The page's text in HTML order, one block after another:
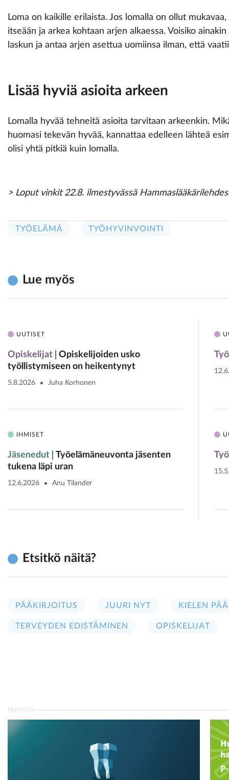
Loma on kaikille erilaista. Jos lomalla on ollut
itseään ja arkea kohtaan arjen alkaessa. Voisiko
laskun ja antaa arjen asettua uomiinsa ilman, että
Lisää hyviä asioita arkeen
Lomalla hyvää tehneitä asioita tarvitaan arkeenkin.
huomasi tekevän hyvää, kannattaa edelleen lähteä
olisi yhtä pitkiä kuin lomalla.
> Loput vinkit 22.8. ilmestyvässä
TYÖELÄMÄ TYÖHYVINVOINTI
Lue myös
UUTISET
Opiskelijat
Opiskelijoiden usko
työllistymiseen on heikentynyt
5.8.2026 Juha Korhonen
IHMISET
Jäsenedut
Työelämäneuvonta jäsenten
tukena läpi uran
12.6.2026 Anu Tilander
Etsitkö näitä?
PÄÄKIRJOITUS JUURI NYT KIELEN
TERVEYDEN EDISTÄMINEN OPISKELIJAT
MAINOS